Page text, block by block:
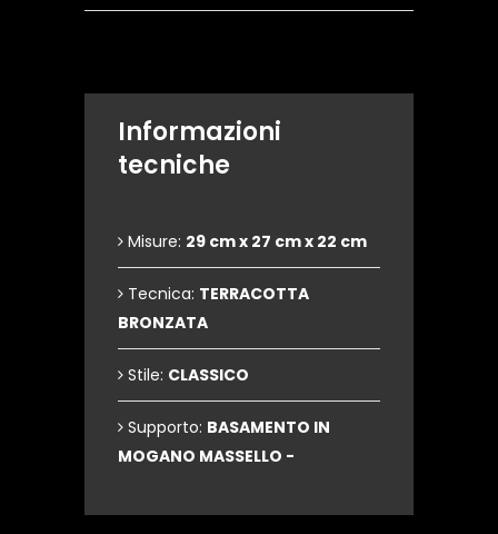
Informazioni
tecniche
Misure: 29 cm x 27 cm x 22 cm
Tecnica: TERRACOTTA
BRONZATA
Stile: CLASSICO
Supporto: BASAMENTO IN
MOGANO MASSELLO -